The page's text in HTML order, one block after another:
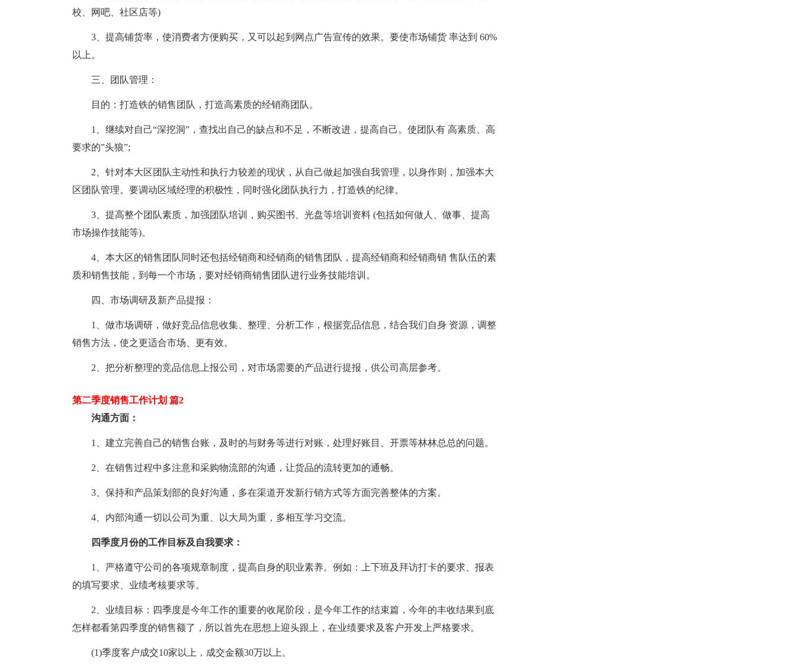
校、网吧、社区店等)
3、提高铺货率，使消费者方便购买，又可以起到网点广告宣传的效果。要使市场铺货 率达到 60%
以上。
三、团队管理：
目的：打造铁的销售团队，打造高素质的经销商团队。
1、继续对自己“深挖洞”，查找出自己的缺点和不足，不断改进，提高自己。使团队有 高素质、高
要求的”头狼”;
2、针对本大区团队主动性和执行力较差的现状，从自己做起加强自我管理，以身作则，加强本大
区团队管理。要调动区域经理的积极性，同时强化团队执行力，打造铁的纪律。
3、提高整个团队素质，加强团队培训，购买图书、光盘等培训资料 (包括如何做人、做事、提高
市场操作技能等)。
4、本大区的销售团队同时还包括经销商和经销商的销售团队，提高经销商和经销商销 售队伍的素
质和销售技能，到每一个市场，要对经销商销售团队进行业务技能培训。
四、市场调研及新产品提报：
1、做市场调研，做好竞品信息收集、整理、分析工作，根据竞品信息，结合我们自身 资源，调整
销售方法，使之更适合市场、更有效。
2、把分析整理的竞品信息上报公司，对市场需要的产品进行提报，供公司高层参考。
第二季度销售工作计划 篇2
沟通方面：
1、建立完善自己的销售台账，及时的与财务等进行对账，处理好账目、开票等林林总总的问题。
2、在销售过程中多注意和采购物流部的沟通，让货品的流转更加的通畅。
3、保持和产品策划部的良好沟通，多在渠道开发新行销方式等方面完善整体的方案。
4、内部沟通一切以公司为重、以大局为重，多相互学习交流。
四季度月份的工作目标及自我要求：
1、严格遵守公司的各项规章制度，提高自身的职业素养。例如：上下班及拜访打卡的要求、报表
的填写要求、业绩考核要求等。
2、业绩目标：四季度是今年工作的重要的收尾阶段，是今年工作的结束篇，今年的丰收结果到底
怎样都看第四季度的销售额了，所以首先在思想上迎头跟上，在业绩要求及客户开发上严格要求。
(1)季度客户成交10家以上，成交金额30万以上。